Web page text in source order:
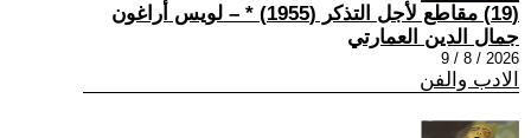
(19) مقاطع لأجل التذكر (1955) * – لويس أراغون
جمال الدين العمارتي
2026 / 8 / 9
الادب والفن